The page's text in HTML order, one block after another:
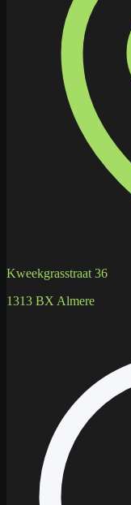
Kweekgrasstraat 36
1313 BX Almere